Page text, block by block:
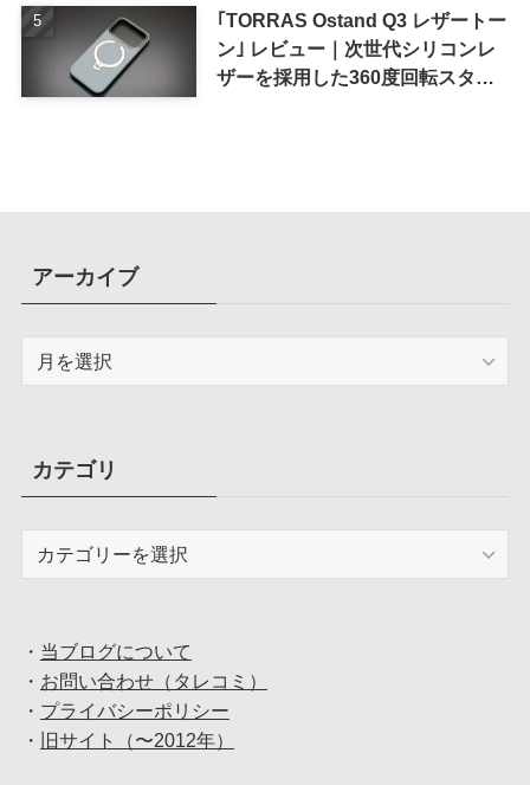
｢TORRAS Ostand Q3 レザートー
ン｣ レビュー｜次世代シリコンレ
ザーを採用した360度回転スタン
アーカイブ
ブカテゴリ
・ 当ブログについて
・ お問い合わせ（タレコミ）
・ プライバシーポリシー
・
旧サイト（〜2012年）